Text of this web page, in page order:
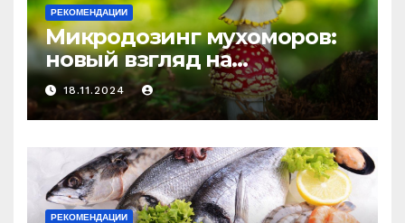
РЕКОМЕНДАЦИИ
Микродозинг мухоморов:
новый взгляд на
психоделику
18.11.2024
РЕКОМЕНДАЦИИ